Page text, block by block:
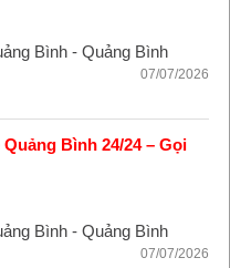
Bình - Quảng Bình
07/07/2026
Bình 24/24 – Gọi
Bình - Quảng Bình
07/07/2026